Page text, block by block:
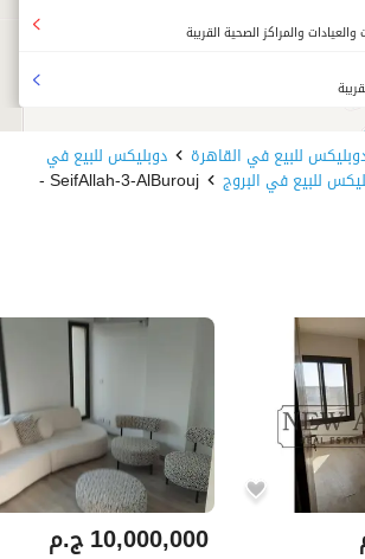
والمراكز الصحية القريبة
للبيع في القاهرة دوبليكس للبيع في
للبيع في البروج SeifAllah-3-AlBurouj -
ج.م10,000,000